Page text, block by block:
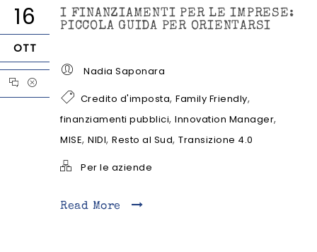
16
OTT
I FINANZIAMENTI PER LE IMPRESE:
PICCOLA GUIDA PER ORIENTARSI
Nadia Saponara
Credito d'imposta, Family Friendly,
finanziamenti pubblici, Innovation Manager,
MISE, NIDI, Resto al Sud, Transizione 4.0
Per le aziende
Read More